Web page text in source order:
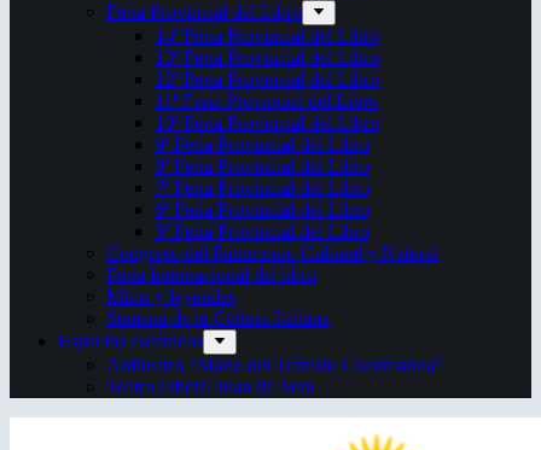
Feria Provincial del Libro
14ª Feria Provincial del Libro
13ª Feria Provincial del Libro
12ª Feria Provincial del Libro
11ª Feria Provincial del Libro
10ª Feria Provincial del Libro
9ª Feria Provincial del Libro
8ª Feria Provincial del Libro
7ª Feria Provincial del Libro
6ª Feria Provincial del Libro
5ª Feria Provincial del Libro
Congreso del Patrimonio Cultural y Natural
Feria Internacional del libro
Mitos y leyendas
Semana de la Cultura Italiana
Espacios escénicos
Anfiteatro “Mario del Tránsito Cocomarola”
Teatro Oficial Juan de Vera